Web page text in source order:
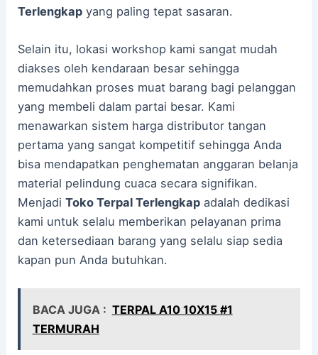
Terlengkap yang paling tepat sasaran.
Selain itu, lokasi workshop kami sangat mudah
diakses oleh kendaraan besar sehingga
memudahkan proses muat barang bagi pelanggan
yang membeli dalam partai besar. Kami
menawarkan sistem harga distributor tangan
pertama yang sangat kompetitif sehingga Anda
bisa mendapatkan penghematan anggaran belanja
material pelindung cuaca secara signifikan.
MenjadiToko Terpal Terlengkap adalah dedikasi
kami untuk selalu memberikan pelayanan prima
dan ketersediaan barang yang selalu siap sedia
kapan pun Anda butuhkan.
BACA JUGA : TERPAL A10 10X15 #1
TERMURAH